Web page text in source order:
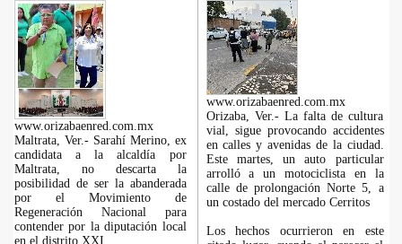
www.orizabaenred.com.mx
Maltrata, Ver.- Sarahí Merino, ex
candidata a la alcaldía por
Maltrata, no descarta la
posibilidad de ser la abanderada
por el Movimiento de
Regeneración Nacional para
contender por la diputación local
en el distrito XXI.
www.orizabaenred.com.mx
Orizaba, Ver.- La falta de cultura
vial, sigue provocando accidentes
en calles y avenidas de la ciudad.
Este martes, un auto particular
arrolló a un motociclista en la
calle de prolongación Norte 5, a
un costado del mercado Cerritos
Los hechos ocurrieron en este